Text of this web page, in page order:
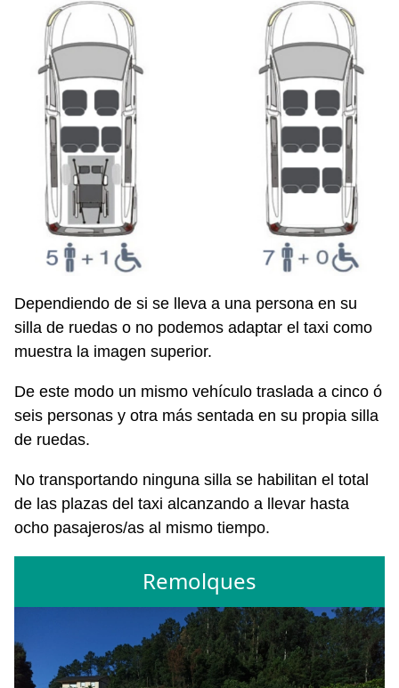
Dependiendo de si se lleva a una persona en su
silla de ruedas o no podemos adaptar el taxi como
muestra la imagen superior.
De este modo un mismo vehículo traslada a cinco ó
seis personas y otra más sentada en su propia silla
de ruedas.
No transportando ninguna silla se habilitan el total
de las plazas del taxi alcanzando a llevar hasta
ocho pasajeros/as al mismo tiempo.
Remolques